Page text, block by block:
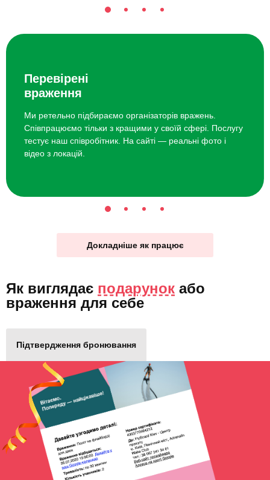
Перевірені
враження
Ми ретельно підбираємо організаторів вражень.
Співпрацюємо тільки з кращими у своїй сфері. Послугу
тестує наш співробітник. На сайті — реальні фото і
відео з локацій.
Докладніше як працює
Як виглядає подарунок або
враження для себе
Підтвердження бронювання